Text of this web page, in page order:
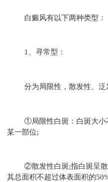
白癜风有以下两种类型：
1、寻常型：
分为局限性，散发性、泛
①局限性白斑：白斑大小
某一部位;
②散发性白斑;指白斑呈散
其总面积不超过体表面积的